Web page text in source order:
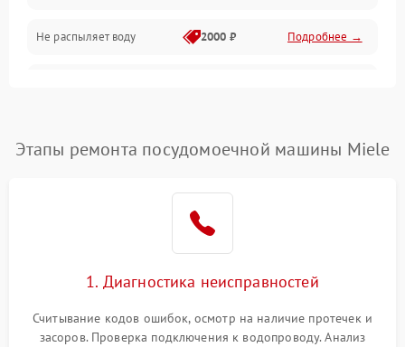
Программное обеспечение
Не распыляет воду 2000 ₽ Подробнее →
воды
1800 ₽ Подробнее →
Проблемы с
Этапы ремонта посудомоечной машины Miele
1. Диагностика неисправностей
Считывание кодов ошибок, осмотр на наличие протечек и
засоров. Проверка подключения к водопроводу. Анализ